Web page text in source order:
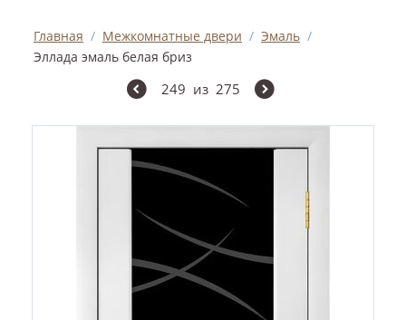
Главная / Межкомнатные двери / Эмаль /
Эллада эмаль белая бриз
249 из 275